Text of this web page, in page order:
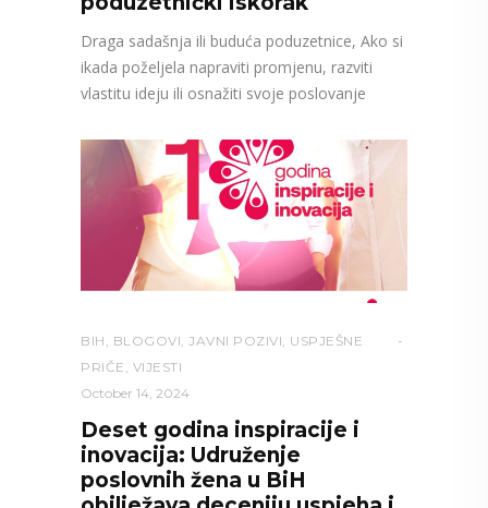
Draga sadašnja ili buduća poduzetnice, Ako si
ikada poželjela napraviti promjenu, razviti
vlastitu ideju ili osnažiti svoje poslovanje
BIH BLOGOVI JAVNI POZIVI USPJEŠNE
PRIČE VIJESTI
October 14, 2024
Deset godina inspiracije i
inovacija: Udruženje
poslovnih žena u BiH